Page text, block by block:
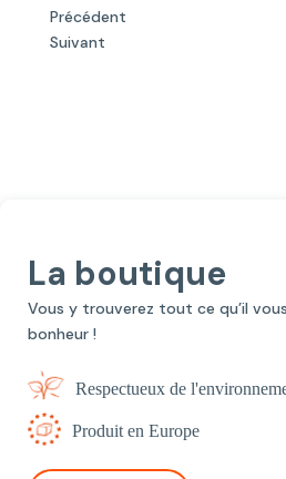
Précédent
Suivant
La boutique
Vous y trouverez tout ce qu’il
bonheur !
Respectueux de
Produit en Europe